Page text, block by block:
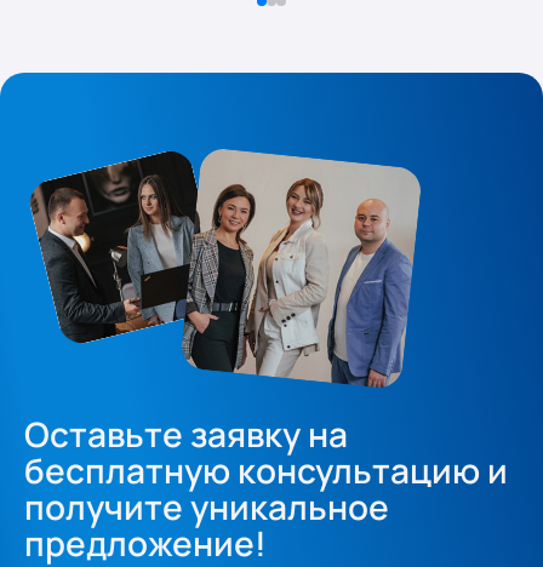
Оставьте заявку на
бесплатную консультацию и
получите уникальное
предложение!